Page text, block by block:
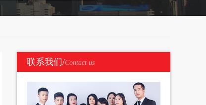
联系我们/Contact us